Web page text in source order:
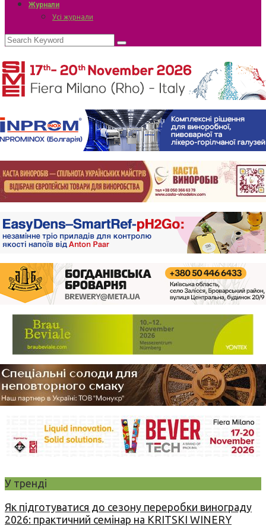
Журнали
Усі журнали
У тренді
Як підготуватися до сезону переробки винограду
2026: практичний семінар на KRITSKI WINERY